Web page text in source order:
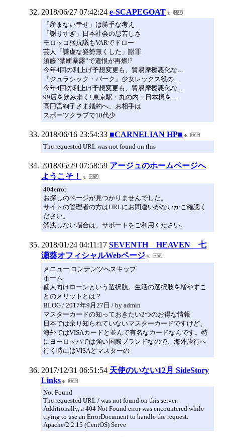
2018/06/27 07:42:24 e-SCAPEGOAT
「産まない幸せ」は勝手な考え
「謝りすぎ」日本社会の息苦しさ
モロッコ猛抗議もVARでドロー
芸人「謙虚な姿勢無くした」謝罪
須藤“禁断暴露”で遺恨が再燃!?
今年4回の利上げ予想変更も、貿易摩擦悪化な…
『ジュラシック・パーク』少女レックス役の…
今年4回の利上げ予想変更も、貿易摩擦悪化な…
99店を飲み歩く! 東京駅・丸の内・日本橋を…
高円宮絢子さま婚約へ、お相手は
スポーツクラブで10代少
2018/06/16 23:54:33 ■CARNELIAN HP■
The requested URL was not found on this
2018/05/29 07:58:59 アージュのホームページへ
ようこそ！
404error
お探しのページが見つかりませんでした。
サイトの管理者の方はURLにお間違いがないかご確認く
ださい。
解決しない場合は、サポートをご利用ください。
2018/01/24 04:11:17 SEVENTH HEAVEN 七
瀬葵オフィシャルWebページ
メニュー コンテンツへスキップ
ホーム
個人向けローンという選択肢。生活の選択肢を増やすこ
とのメリットとは？
BLOG / 2017年9月27日 / by admin
マスターカードの知っておきたい2つのお得な情報
日本では余り知られていないマスターカードですけど、
海外ではVISAカードと並んで有名なカードなんです。特
にヨーロッパでは強い国際ブランドなので、海外旅行へ
行く時にはVISAとマスターの
2017/12/31 06:51:54 天使のいない12月 SideStory
Links
Not Found
The requested URL / was not found on this server.
Additionally, a 404 Not Found error was encountered while
trying to use an ErrorDocument to handle the request.
Apache/2.2.15 (CentOS) Serve